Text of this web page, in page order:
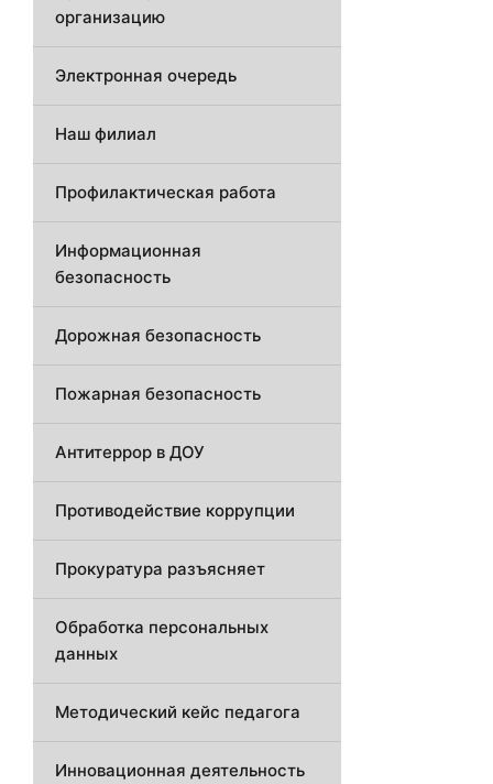
организацию
Электронная очередь
Наш филиал
Профилактическая работа
Информационная
безопасность
Дорожная безопасность
Пожарная безопасность
Антитеррор в ДОУ
Противодействие коррупции
Прокуратура разъясняет
Обработка персональных
данных
Методический кейс педагога
Инновационная деятельность